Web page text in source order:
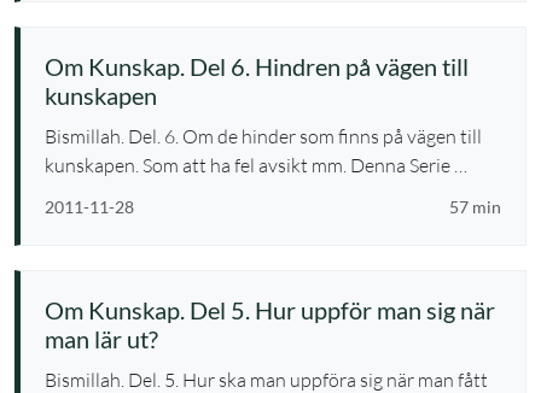
Om Kunskap. Del 6. Hindren på vägen till
kunskapen
Bismillah. Del. 6. Om de hinder som finns på vägen till
kunskapen. Som att ha fel avsikt mm. Denna Serie …
2011-11-28 57 min
Om Kunskap. Del 5. Hur uppför man sig när
man lär ut?
Bismillah. Del. 5. Hur ska man uppföra sig när man fått